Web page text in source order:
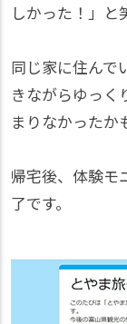
しかった！」と
同じ家に住んで
きながらゆっく
まりなかった
帰宅後、体験モ
了です。